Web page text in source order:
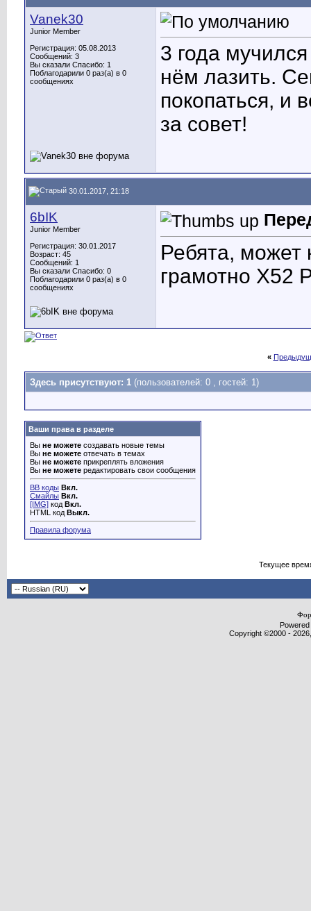
Vanek30
Junior Member
Регистрация: 05.08.2013
Сообщений: 3
Вы сказали Спасибо: 1
Поблагодарили 0 раз(а) в 0
сообщениях
3 года
нём лазить.
покопаться, и
за совет!
30.01.2017, 21:18
6bIK
Junior Member
Регистрация: 30.01.2017
Возраст: 45
Сообщений: 1
Вы сказали Спасибо: 0
Поблагодарили 0 раз(а) в 0
сообщениях
Ребята, может
грамотно X52
«
Здесь присутствуют: 1 (пользователей: 0 , гостей: 1)
Ваши права в разделе
Вы не можете создавать новые темы
Вы не можете отвечать в темах
Вы не можете прикреплять вложения
Вы не можете редактировать свои сообщения
BB коды Вкл.
Смайлы Вкл.
[IMG] код Вкл.
HTML код Выкл.
Правила форума
Текущее
Copyright ©2000 -